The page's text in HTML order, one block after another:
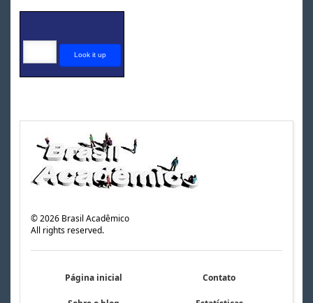
©2026 Brasil Acadêmico
All rights reserved.
Página inicial Contato